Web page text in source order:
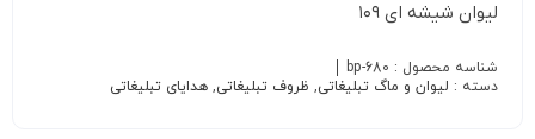
لیوان شیشه ای ۱۰۹
شناسه محصول : bp-680
دسته : لیوان و ماگ تبلیغاتی, ظروف تبلیغاتی, هدایای تبلیغاتی